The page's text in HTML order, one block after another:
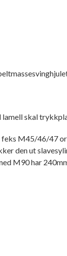
skal
M45/46/47
den ut
M90 har